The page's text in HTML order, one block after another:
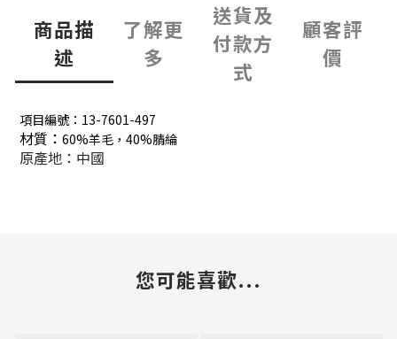
商品描
述
了解更
多
送貨及
付款方
式
顧客評
價
項目編號：13-7601-497
材質： 60%羊毛，40%腈綸
原產地：中國
您可能喜歡...